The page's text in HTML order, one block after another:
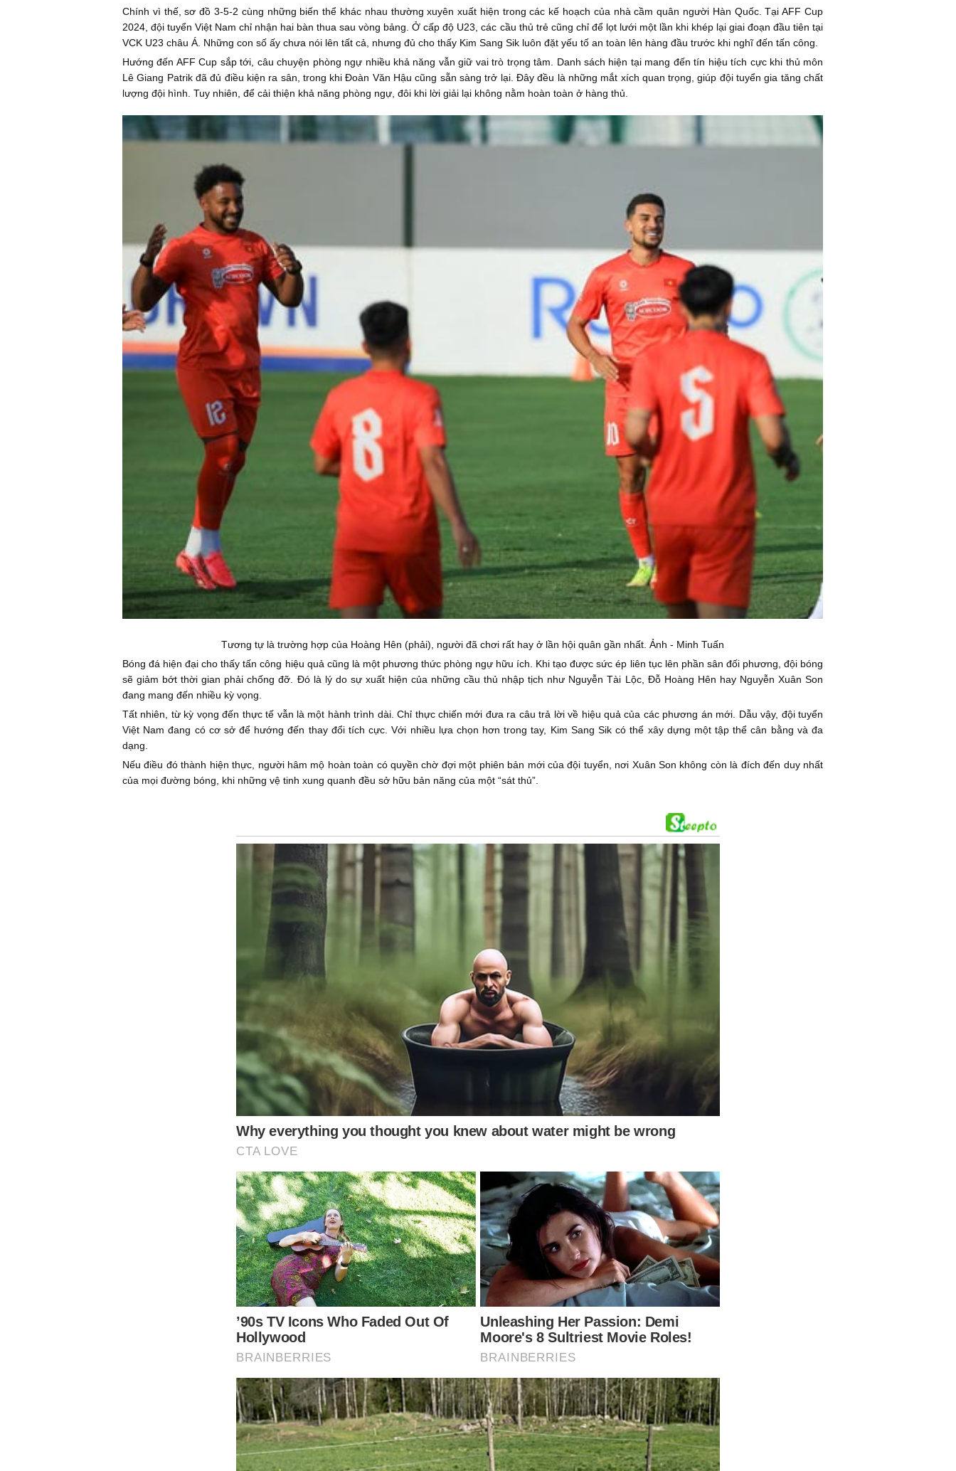
Chính vì thế, sơ đồ 3-5-2 cùng những biến thể khác nhau thường xuyên xuất hiện trong các kế hoạch của nhà cầm quân người Hàn Quốc. Tại AFF Cup
2024, đội tuyển Việt Nam chỉ nhận hai bàn thua sau vòng bảng. Ở cấp độ U23, các cầu thủ trẻ cũng chỉ để lọt lưới một lần khi khép lại giai đoạn đầu tiên tại
VCK U23 châu Á. Những con số ấy chưa nói lên tất cả, nhưng đủ cho thấy Kim Sang Sik luôn đặt yếu tố an toàn lên hàng đầu trước khi nghĩ đến tấn công.
Hướng đến AFF Cup sắp tới, câu chuyện phòng ngự nhiều khả năng vẫn giữ vai trò trọng tâm. Danh sách hiện tại mang đến tín hiệu tích cực khi thủ môn
Lê Giang Patrik đã đủ điều kiện ra sân, trong khi Đoàn Văn Hậu cũng sẵn sàng trở lại. Đây đều là những mắt xích quan trọng, giúp đội tuyển gia tăng chất
lượng đội hình. Tuy nhiên, để cải thiện khả năng phòng ngự, đôi khi lời giải lại không nằm hoàn toàn ở hàng thủ.
Tương tự là trường hợp của Hoàng Hên (phải), người đã chơi rất hay ở lần hội quân gần nhất. Ảnh - Minh Tuấn
Bóng đá hiện đại cho thấy tấn công hiệu quả cũng là một phương thức phòng ngự hữu ích. Khi tạo được sức ép liên tục lên phần sân đối phương, đội bóng
sẽ giảm bớt thời gian phải chống đỡ. Đó là lý do sự xuất hiện của những cầu thủ nhập tịch như Nguyễn Tài Lộc, Đỗ Hoàng Hên hay Nguyễn Xuân Son
đang mang đến nhiều kỳ vọng.
Tất nhiên, từ kỳ vọng đến thực tế vẫn là một hành trình dài. Chỉ thực chiến mới đưa ra câu trả lời về hiệu quả của các phương án mới. Dẫu vậy, đội tuyển
Việt Nam đang có cơ sở để hướng đến thay đổi tích cực. Với nhiều lựa chọn hơn trong tay, Kim Sang Sik có thể xây dựng một tập thể cân bằng và đa
dạng.
Nếu điều đó thành hiện thực, người hâm mộ hoàn toàn có quyền chờ đợi một phiên bản mới của đội tuyển, nơi Xuân Son không còn là đích đến duy nhất
của mọi đường bóng, khi những vệ tinh xung quanh đều sở hữu bản năng của một “sát thủ”.